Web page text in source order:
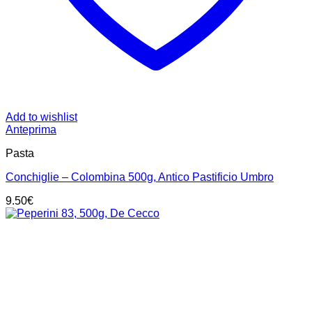
Add to wishlist
Anteprima
Pasta
Conchiglie – Colombina 500g, Antico Pastificio Umbro
9.50€